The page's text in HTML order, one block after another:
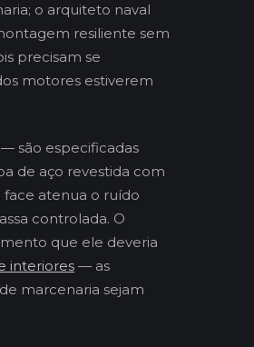
o arquiteto naval
resiliente sem
precisam se
motores estiverem
são especificadas
de aço revestida com
atenua o ruído
controlada. O
que ele deveria
interiores — as
marcenaria sejam